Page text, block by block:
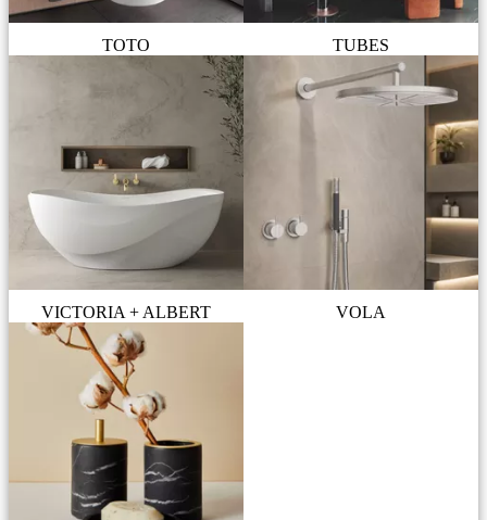
TOTO TUBES
VICTORIA + ALBERT VOLA